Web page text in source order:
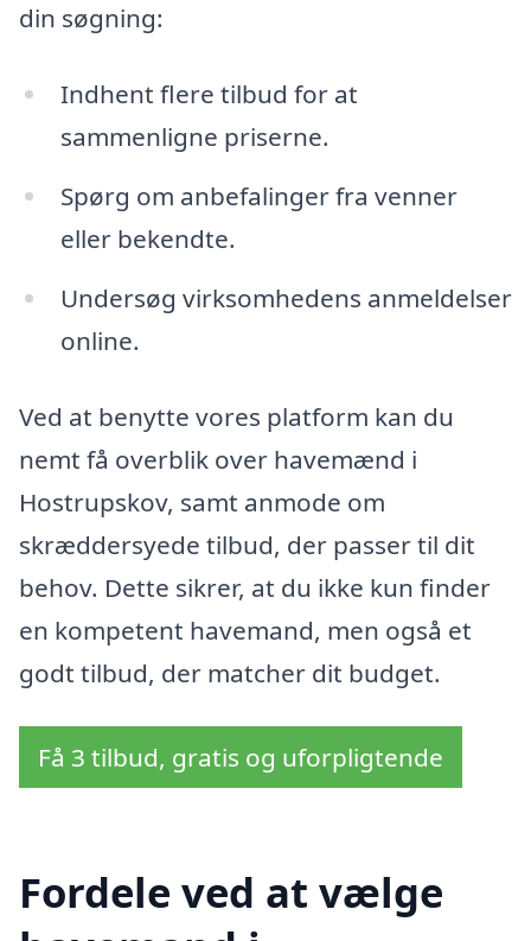
din søgning:
Indhent flere tilbud for at
sammenligne priserne.
Spørg om anbefalinger fra venner
eller bekendte.
Undersøg virksomhedens anmeldelser
online.
Ved at benytte vores platform kan du
nemt få overblik over havemænd i
Hostrupskov, samt anmode om
skræddersyede tilbud, der passer til dit
behov. Dette sikrer, at du ikke kun finder
en kompetent havemand, men også et
godt tilbud, der matcher dit budget.
Få 3 tilbud, gratis og uforpligtende
Fordele ved at vælge